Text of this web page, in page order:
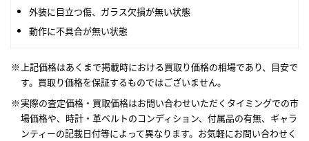
外装に目立つ傷、ガラス欠損が無い状態
動作に不具合が無い状態
上記価格はあくまで掲載時における買取り価格の相場であり、目安で
す。買取り価格を保証するものではございません。
実際の査定価格・買取価格はお問い合わせいただくタイミングでの市
場価格や、時計・革ベルトのコンディション、付属品の有無、ギャラ
ンティーの記載日付等によって異なります。お気軽にお問い合わせく